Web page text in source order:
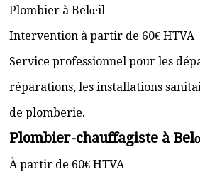
Plombier à Belœil
Intervention à partir de 60€ HTVA
Service professionnel pour les
réparations, les installations
de plomberie.
Plombier-chauffagiste à
À partir de 60€ HTVA